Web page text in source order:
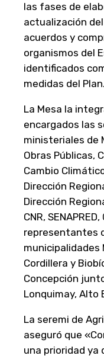
las fases de
actualización
acuerdos y
organismos del
identificados
medidas del Plan.
La Mesa la
encargados las
ministeriales de
Obras Públicas,
Cambio
Dirección
Dirección
CNR,
representantes
municipalidades
Cordillera y
Concepción
Lonquimay, Alto
La seremi de
aseguró que
una prioridad ya